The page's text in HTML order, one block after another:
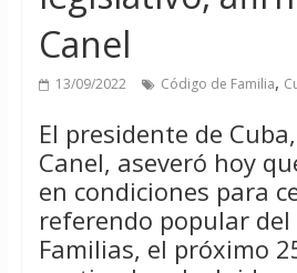
Canel
13/09/2022 Código de Familia,
El presidente de
Canel, aseveró hoy
en condiciones para
referendo popular del
Familias, el próximo